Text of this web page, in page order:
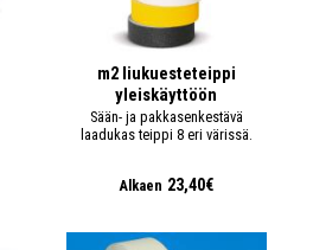
m2 liukuesteteippi
yleiskäyttöön
Sään- ja pakkasenkestävä
laadukas teippi 8 eri värissä.
Alkaen 23,40€